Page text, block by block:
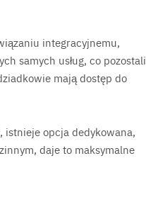
integracyjnemu,
samych usług, co pozostali
mają dostęp do
istnieje opcja dedykowana,
daje to maksymalne